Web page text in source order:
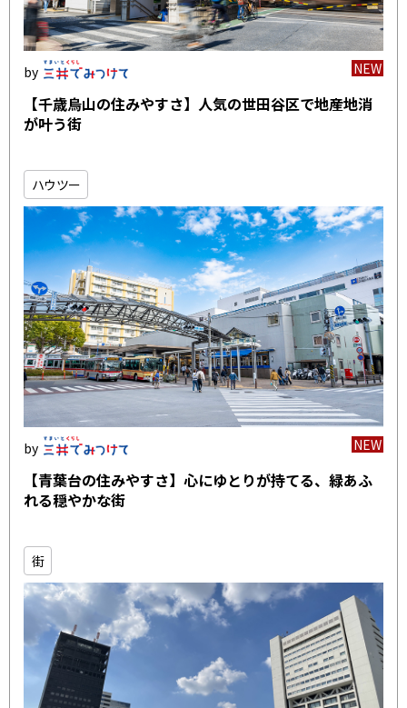
NEW
【千歳烏山の住みやすさ】人気の世田谷区で地産地消
が叶う街
ハウツー
NEW
【青葉台の住みやすさ】心にゆとりが持てる、緑あふ
れる穏やかな街
街